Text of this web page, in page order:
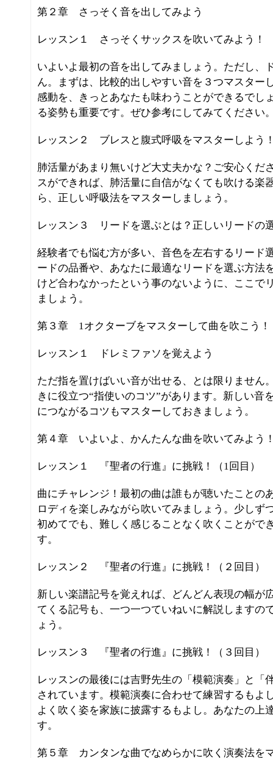
第２章 さっそく音を出してみよう
レッスン１ さっそくサックスを吹いてみよう！
いよいよ最初の音を出してみましょう。ただし、
ん。まずは、比較的出しやすい音を３つマスター
感動を、きっとあなたも味わうことができるでし
る姿勢も重要です。ぜひ参考にしてみてください
レッスン２ ブレスと腹式呼吸をマスターしよう
肺活量があまり無いけど大丈夫かな？ご安心くだ
スができれば、肺活量に自信がなくても吹ける楽
ら、正しい呼吸法をマスターしましょう。
レッスン３ リードを選ぶとは？正しいリードの
経験者でも悩む方が多い、音色を左右するリード
ードの品番や、あなたに最適なリードを選ぶ方法
けど合わなかったという事のないように、ここで
ましょう。
第３章 1オクターブをマスターして曲を吹こう！
レッスン１ ドレミファソを覚えよう
ただ指を置けばいい音が出せる、とは限りません
きに役立つ“指使いのコツ”があります。新しい音
につながるコツもマスターしておきましょう。
第４章 いよいよ、かんたんな曲を吹いてみよう
レッスン１ 『聖者の行進』に挑戦！（1回目）
曲にチャレンジ！最初の曲は誰もが聴いたことの
ロディを楽しみながら吹いてみましょう。少しず
初めてでも、難しく感じることなく吹くことがで
す。
レッスン２ 『聖者の行進』に挑戦！（２回目）
新しい楽譜記号を覚えれば、どんどん表現の幅が
てくる記号も、一つ一つていねいに解説しますの
ょう。
レッスン３ 『聖者の行進』に挑戦！（３回目）
レッスンの最後には吉野先生の「模範演奏」と「
されています。模範演奏に合わせて練習するもよ
よく吹く姿を家族に披露するもよし。あなたの上
す。
第５章 カンタンな曲でなめらかに吹く演奏法を